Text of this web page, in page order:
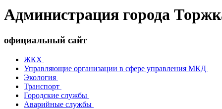
Администрация города
официальный сайт
ЖКХ
Управляющие организации в сфере управления МКД
Экология
Транспорт
Городские службы
Аварийные службы